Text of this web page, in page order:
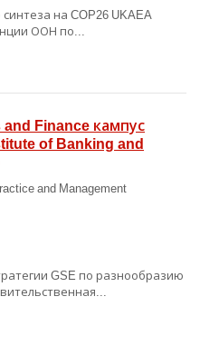
на COP26 UKAEA
ООН по...
Finance кампус
of Banking and
and Management
GSE по разнообразию